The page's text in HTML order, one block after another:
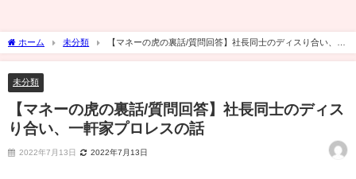
ホーム 未分類
【マネーの虎の裏話/質問回答】社長同士のディスり合い、一
軒家プロレスの話
未分類
【マネーの虎の裏話/質問回答】社長同士のディス
り合い、一軒家プロレスの話
2022年7月13日 2022年7月13日